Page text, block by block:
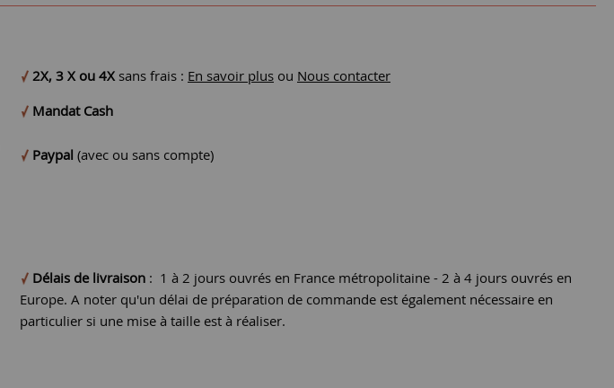
2X, 3 X ou 4Xsans frais : En savoir plus ou Nous contacter
Mandat Cash
Paypal (avec ou sans compte)
Délais de livraison : 1 à 2 jours ouvrés en France métropolitaine - 2 à 4 jours ouvrés en
Europe. A noter qu'un délai de préparation de commande est également nécessaire en
particulier si une mise à taille est à réaliser.